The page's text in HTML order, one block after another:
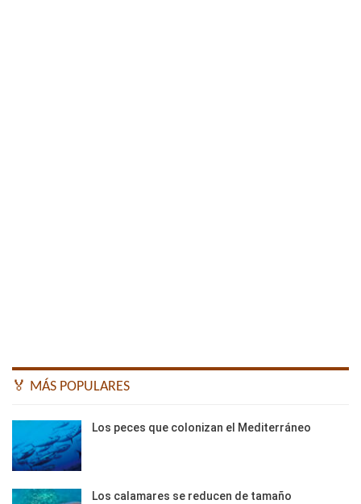
🏅 MÁS POPULARES
Los peces que colonizan el Mediterráneo
Los calamares se reducen de tamaño